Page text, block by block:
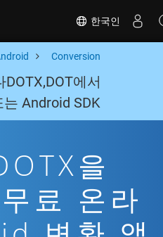
한국인
Conversion
에서
Android SDK
을
료 온라